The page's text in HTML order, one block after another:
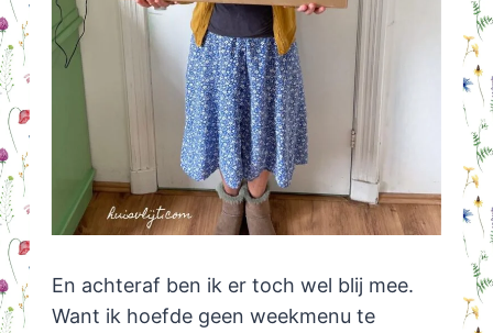
En achteraf ben ik er toch wel blij mee.
Want ik hoefde geen weekmenu te